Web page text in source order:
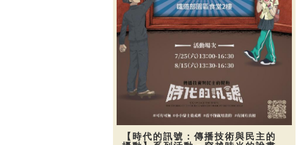
【時代的訊號：傳播技術與民主的